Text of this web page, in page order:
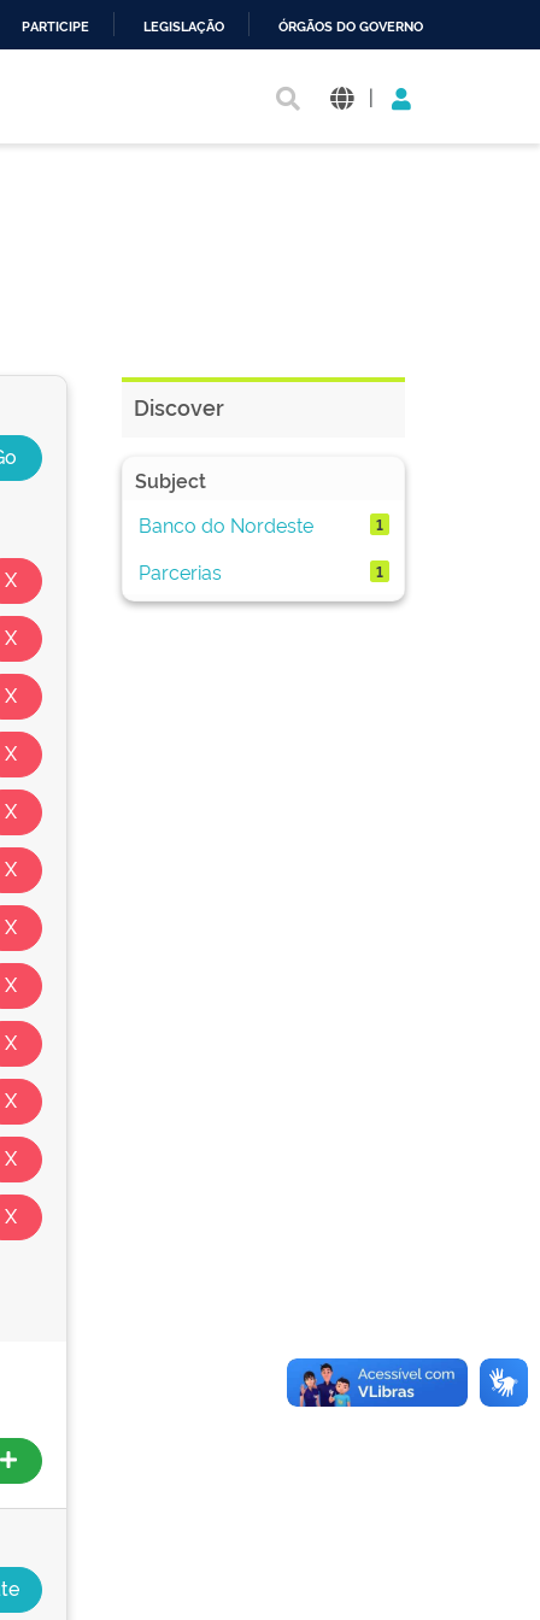
PARTICIPE LEGISLAÇÃO ÓRGÃOS DO GOVERNO
|
Discover
Subject
Banco do Nordeste
1
Parcerias 1